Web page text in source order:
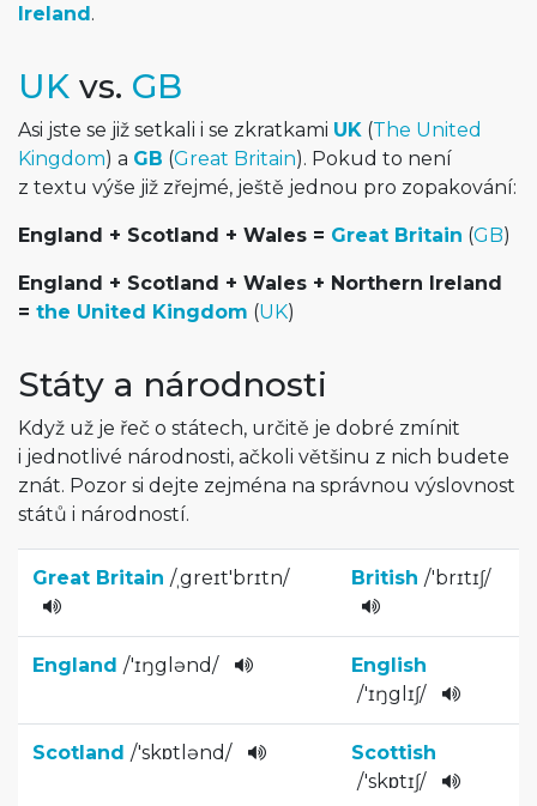
Ireland.
UK vs. GB
Asi jste se již setkali i se zkratkami UK (The United
Kingdom) a GB (Great Britain). Pokud to není
z textu výše již zřejmé, ještě jednou pro zopakování:
England + Scotland + Wales = Great Britain (GB)
England + Scotland + Wales + Northern Ireland
= the United Kingdom (UK)
Státy a národnosti
Když už je řeč o státech, určitě je dobré zmínit
i jednotlivé národnosti, ačkoli většinu z nich budete
znát. Pozor si dejte zejména na správnou výslovnost
států i národností.
Great Britain /ˌgreɪt'br­ɪtn/ British /'brɪtɪʃ­/
England /'ɪŋglənd/
English
/'ɪŋglɪ­ʃ/
Scotland /'skɒtlənd/­
Scottish
/'skɒtɪʃ­/